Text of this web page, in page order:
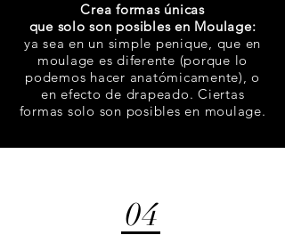
Crea formas únicas
que solo son posibles en Moulage:
ya sea en un simple penique, que en
moulage es diferente (porque lo
podemos hacer anatómicamente), o
en efecto de drapeado. Ciertas
formas solo son posibles en moulage.
04